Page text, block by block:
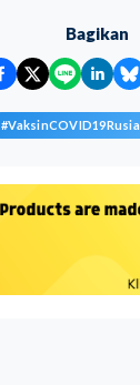
Bagikan
#VaksinCOVID19Rusia